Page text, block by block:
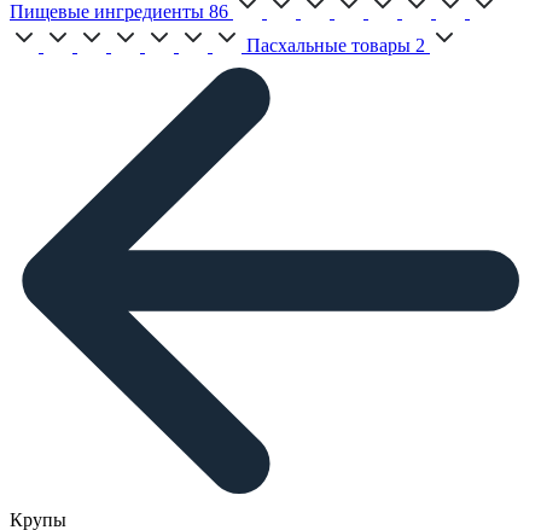
Пищевые ингредиенты 86
Пасхальные товары 2
Крупы